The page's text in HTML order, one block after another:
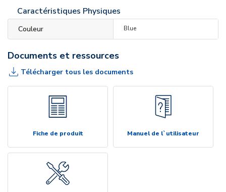
Caractéristiques Physiques
Couleur Blue
Documents et ressources
Télécharger tous les documents
Fiche de produit Manuel de l`utilisateur